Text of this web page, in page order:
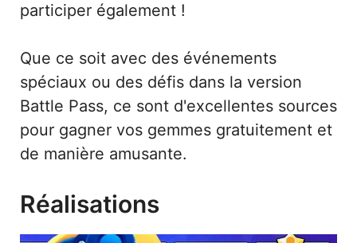
participer également !
Que ce soit avec des événements
spéciaux ou des défis dans la version
Battle Pass, ce sont d'excellentes sources
pour gagner vos gemmes gratuitement et
de manière amusante.
Réalisations